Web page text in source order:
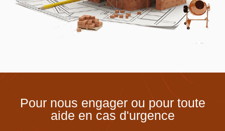
Pour nous engager ou pour toute
aide en cas d'urgence